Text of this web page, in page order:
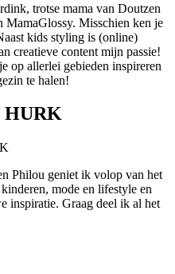
trotse mama van Doutzen
MamaGlossy. Misschien ken je
kids styling is (online)
creatieve content mijn passie!
op allerlei gebieden inspireren
te halen!
HURK
Philou geniet ik volop van het
mode en lifestyle en
inspiratie. Graag deel ik al het